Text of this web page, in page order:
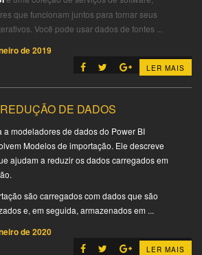
LER MAIS
que funcionam juntos para tornar seus
Você pode usar dados de fontes ...
de 2019
LER MAIS
DE DADOS
a modeladores de dados do Power BI
Modelos de importação. Ele descreve
ajudam a reduzir os dados carregados em
são carregados com dados que são
e, em seguida, armazenados em ...
de 2020